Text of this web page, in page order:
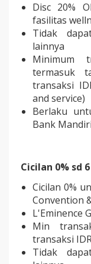
Disc 20%
fasilitas
Tidak
lainnya
Minimum
termasuk
transaksi
and service)
Berlaku
Bank
Cicilan 0% sd
Cicilan 0%
Convention
L'Eminence
Min
transaksi
Tidak